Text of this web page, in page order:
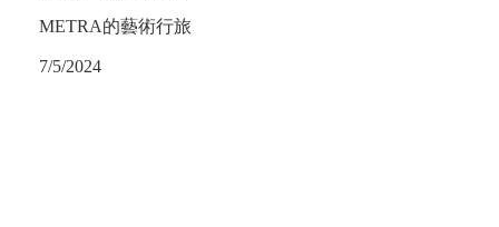
METRA的藝術行旅
7/5/2024